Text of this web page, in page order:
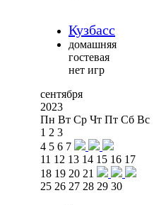
Кузбасс
домашняя
гостевая
нет игр
сентября
2023
Пн Вт Ср Чт Пт Сб Вс
1 2 3
4 5 6 7
11 12 13 14 15 16 17
18 19 20 21
25 26 27 28 29 30